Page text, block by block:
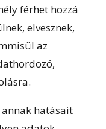
férhet hozzá
elvesznek,
az
hatásait